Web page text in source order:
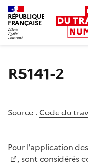
RÉPUBLIQUE
FRANÇAISE
R5141-2
Source : Code du
Pour l'application
, sont considérés